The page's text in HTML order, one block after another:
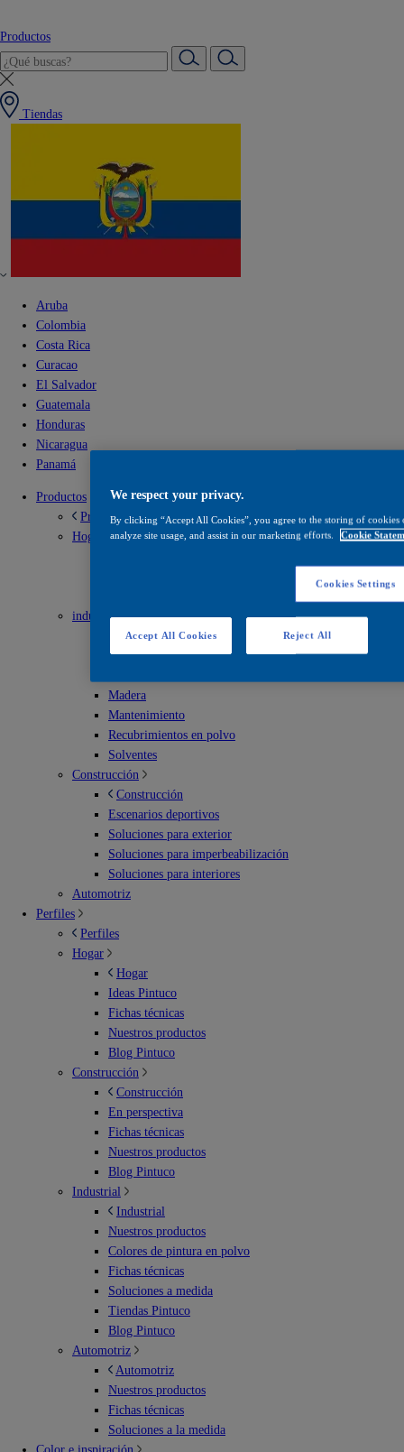
Productos
Tiendas
Aruba
Colombia
Costa Rica
Curacao
El Salvador
Guatemala
Honduras
Nicaragua
Panamá
Productos
Productos
Hogar
industrial
industrial
Envases metálicos
Madera
Mantenimiento
Recubrimientos en polvo
Solventes
Construcción
Construcción
Escenarios deportivos
Soluciones para exterior
Soluciones para imperbeabilización
Soluciones para interiores
Automotriz
Perfiles
Perfiles
Hogar
Hogar
Ideas Pintuco
Fichas técnicas
Nuestros productos
Blog Pintuco
Construcción
Construcción
En perspectiva
Fichas técnicas
Nuestros productos
Blog Pintuco
Industrial
Industrial
Nuestros productos
Colores de pintura en polvo
Fichas técnicas
Soluciones a medida
Tiendas Pintuco
Blog Pintuco
Automotriz
Automotriz
Nuestros productos
Fichas técnicas
Soluciones a la medida
We respect your privacy.
By clicking “Accept All Cookies”, you agree to the storing of
analyze site usage, and assist in our marketing efforts. Cookie
Cookies Settings
Reject All
Accept All Cookies